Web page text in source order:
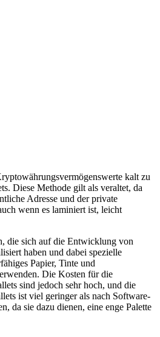
kalt zu
Diese Methode gilt als veraltet, da
Adresse und der private
wenn es laminiert ist, leicht
die sich auf die Entwicklung von
haben und dabei spezielle
Papier, Tinte und
Die Kosten für die
sind jedoch sehr hoch, und die
ist viel geringer als nach Software-
da sie dazu dienen, eine enge Palette